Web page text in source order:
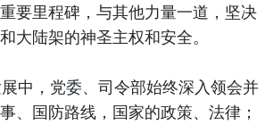
要里程碑，与其他力量一道，坚决
大陆架的神圣主权和安全。
中，党委、司令部始终深入领会并
、国防路线，国家的政策、法律；